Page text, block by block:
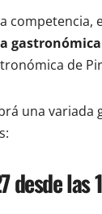
competencia,
gastronómica
de
una variada
desde las